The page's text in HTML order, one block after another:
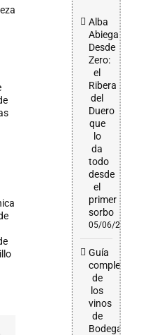
Alba
Abiega
Desde
Zero:
el
Ribera
del
Duero
que
lo
da
todo
desde
el
primer
sorbo
05/06/2026
Guía
completa
de
los
vinos
de
Bodega